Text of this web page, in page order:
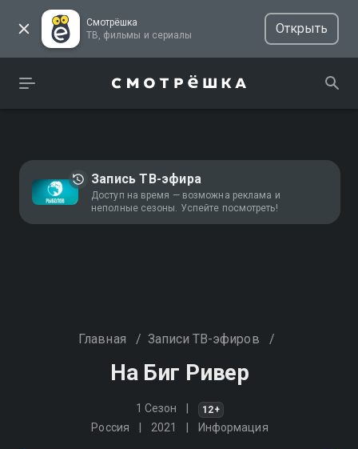
Смотрёшка
ТВ, фильмы и сериалы
Открыть
Запись ТВ-эфира
Доступ на время — возможна реклама и
неполные сезоны. Успейте посмотреть!
Главная / Записи ТВ-эфиров /
На Биг Ривер
1 Сезон 12+
Россия 2021 Информация